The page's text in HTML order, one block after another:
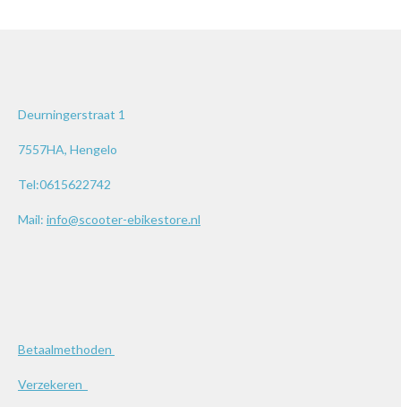
Deurningerstraat 1
7557HA, Hengelo
Tel:0615622742
Mail: info@scooter-ebikestore.nl
Betaalmethoden
Verzekeren